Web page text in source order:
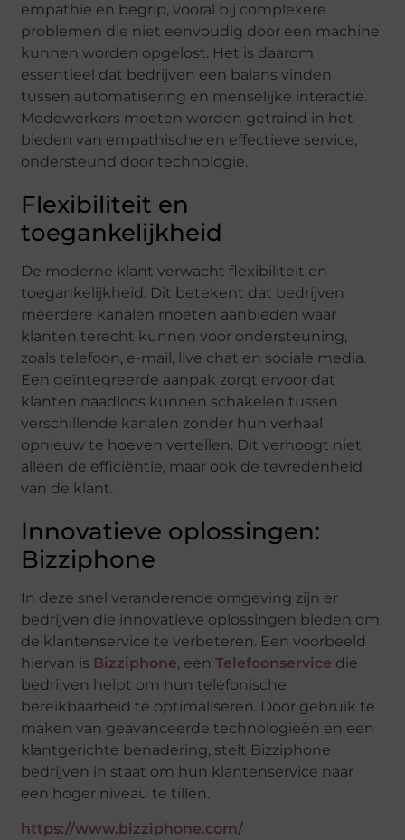
empathie en begrip, vooral bij complexere
problemen die niet eenvoudig door een machine
kunnen worden opgelost. Het is daarom
essentieel dat bedrijven een balans vinden
tussen automatisering en menselijke interactie.
Medewerkers moeten worden getraind in het
bieden van empathische en effectieve service,
ondersteund door technologie.
Flexibiliteit en
toegankelijkheid
De moderne klant verwacht flexibiliteit en
toegankelijkheid. Dit betekent dat bedrijven
meerdere kanalen moeten aanbieden waar
klanten terecht kunnen voor ondersteuning,
zoals telefoon, e-mail, live chat en sociale media.
Een geïntegreerde aanpak zorgt ervoor dat
klanten naadloos kunnen schakelen tussen
verschillende kanalen zonder hun verhaal
opnieuw te hoeven vertellen. Dit verhoogt niet
alleen de efficiëntie, maar ook de tevredenheid
van de klant.
Innovatieve oplossingen:
Bizziphone
In deze snel veranderende omgeving zijn er
bedrijven die innovatieve oplossingen bieden om
de klantenservice te verbeteren. Een voorbeeld
hiervan is Bizziphone, eenTelefoonservice die
bedrijven helpt om hun telefonische
bereikbaarheid te optimaliseren. Door gebruik te
maken van geavanceerde technologieën en een
klantgerichte benadering, stelt Bizziphone
bedrijven in staat om hun klantenservice naar
een hoger niveau te tillen.
https://www.bizziphone.com/